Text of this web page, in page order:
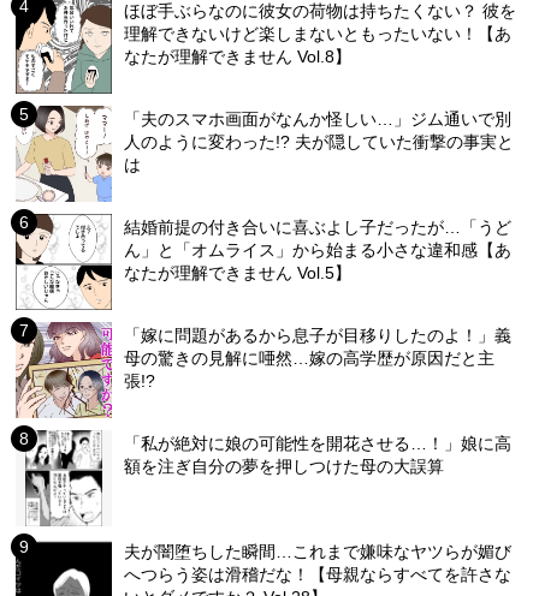
ほぼ手ぶらなのに彼女の荷物は持ちたくない？ 彼を
理解できないけど楽しまないともったいない！【あ
なたが理解できません Vol.8】
「夫のスマホ画面がなんか怪しい…」ジム通いで別
人のように変わった!? 夫が隠していた衝撃の事実と
は
結婚前提の付き合いに喜ぶよし子だったが…「うど
ん」と「オムライス」から始まる小さな違和感【あ
なたが理解できません Vol.5】
「嫁に問題があるから息子が目移りしたのよ！」義
母の驚きの見解に唖然…嫁の高学歴が原因だと主
張!?
「私が絶対に娘の可能性を開花させる…！」娘に高
額を注ぎ自分の夢を押しつけた母の大誤算
夫が闇堕ちした瞬間…これまで嫌味なヤツらが媚び
へつらう姿は滑稽だな！【母親ならすべてを許さな